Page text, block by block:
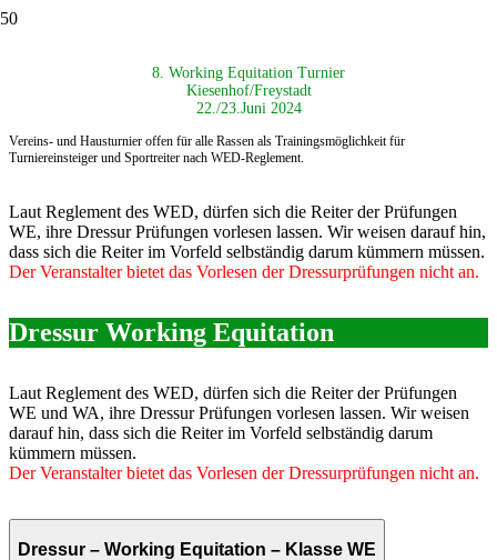
8. Working Equitation Turnier
Kiesenhof/Freystadt
22./23.Juni 2024
Vereins- und Hausturnier offen für alle Rassen als Trainingsmöglichkeit für
Turniereinsteiger und Sportreiter nach WED-Reglement.
Laut Reglement des WED, dürfen sich die Reiter der Prüfungen
WE, ihre Dressur Prüfungen vorlesen lassen. Wir weisen darauf hin,
dass sich die Reiter im Vorfeld selbständig darum kümmern müssen.
Der Veranstalter bietet das Vorlesen der Dressurprüfungen nicht an.
Dressur Working Equitation
Laut Reglement des WED, dürfen sich die Reiter der Prüfungen
WE und WA, ihre Dressur Prüfungen vorlesen lassen. Wir weisen
darauf hin, dass sich die Reiter im Vorfeld selbständig darum
kümmern müssen.
Der Veranstalter bietet das Vorlesen der Dressurprüfungen nicht an.
Dressur – Working Equitation – Klasse WE